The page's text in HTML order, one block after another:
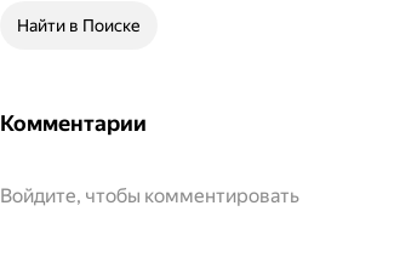
Найти в Поиске
Комментарии
Войдите, чтобы комментировать